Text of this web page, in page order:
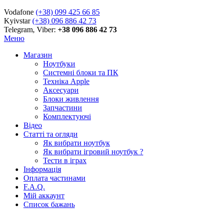
Vodafone (+38) 099 425 66 85
Kyivstar(+38) 096 886 42 73
Telegram, Viber: +38 096 886 42 73
Меню
Магазин
Ноутбуки
Системні блоки та ПК
Техніка Apple
Аксесуари
Блоки живлення
Запчастини
Комплектуючі
Відео
Статті та огляди
Як вибрати ноутбук
Як вибрати ігровий ноутбук ?
Тести в іграх
Інформація
Оплата частинами
F.A.Q.
Мій аккаунт
Список бажань